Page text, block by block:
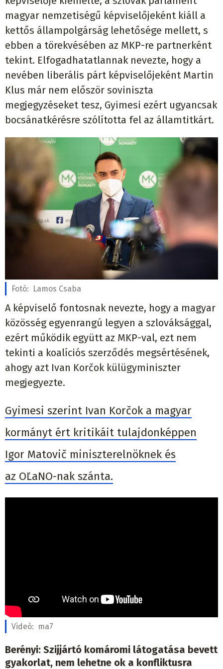
magyar nemzetiségű képviselőjeként kiáll a
kettős állampolgárság lehetősége mellett, s
ebben a törekvésében az MKP-re partnerként
tekint. Elfogadhatatlannak nevezte, hogy a
nevében liberális párt képviselőjeként Martin
Klus már nem először soviniszta
megjegyzéseket tesz, Gyimesi ezért ugyancsak
bocsánatkérésre szólította fel az államtitkárt.
Fotó: Lamos Csaba
A képviselő fontosnak nevezte, hogy a magyar
közösség egyenrangú legyen a szlováksággal,
ezért működik együtt az MKP-val, ezt nem
tekinti a koalíciós szerződés megsértésének,
ahogy azt Ivan Korčok külügyminiszter
megjegyezte.
Gyimesi szerint Ivan Korčok a magyar
kormányt ért kritikáit tulajdonképpen
Igor Matovič miniszterelnöknek és
az OĽaNO-nak szánta.
Videó: ma7
Berényi: Szijjártó komáromi látogatása bevett
gyakorlat, nem lehetne ok a konfliktusra